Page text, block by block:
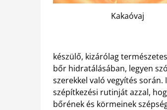
Kakaóvaj
készülő, kizárólag
bőr hidratálásában, legyen
szerekkel való vegyítés
szépítkezési rutinját azzal,
bőrének és körmeinek